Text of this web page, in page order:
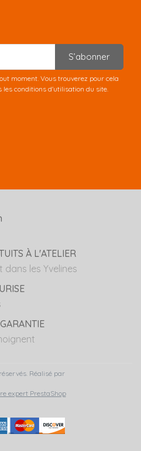
S’abonner
moment. Vous trouverez pour cela
conditions d'utilisation du site.
À L'ATELIER
dans les Yvelines
Réalisé par
expert PrestaShop